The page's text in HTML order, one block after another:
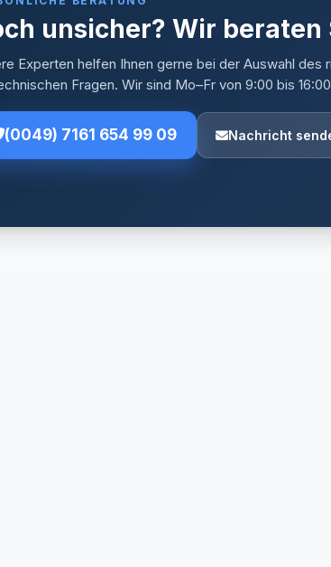
unsicher? Wir beraten
Experten helfen Ihnen gerne bei der Auswahl des
Fragen. Wir sind Mo–Fr von 9:00 bis
(0049) 7161 654 99 09 Nachricht